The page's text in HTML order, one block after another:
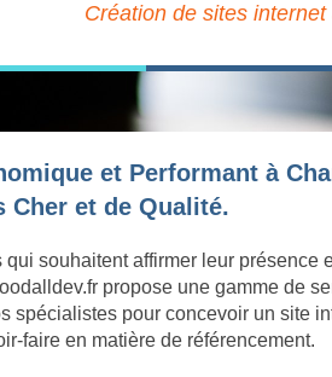
Création de sites
et Performant à
Cher et de Qualité.
qui souhaitent affirmer leur
propose une gamme de
spécialistes pour concevoir un site
faire en matière de référencement.